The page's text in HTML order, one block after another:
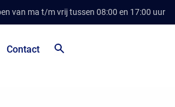
van ma t/m vrij tussen 08:00 en 17:00 uur
Contact